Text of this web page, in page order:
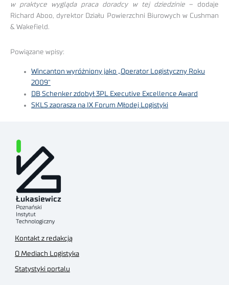
w praktyce wygląda praca doradcy w tej dziedzinie– dodaje
Richard Aboo, dyrektor Działu Powierzchni Biurowych w Cushman
& Wakefield.
Powiązane wpisy:
Wincanton wyróżniony jako „Operator Logistyczny Roku
2009”
DB Schenker zdobył 3PL Executive Excellence Award
SKLS zaprasza na IX Forum Młodej Logistyki
Kontakt z redakcją
O Mediach Logistyka
Statystyki portalu